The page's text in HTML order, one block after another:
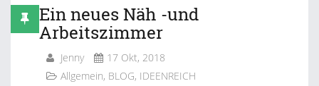
Ein neues Näh -und
Arbeitszimmer
Jenny
17 Okt, 2018
Allgemein, BLOG, IDEENREICH